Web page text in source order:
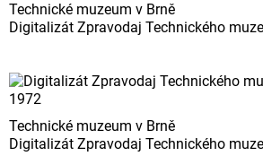
Technické muzeum v Brně
Digitalizát Zpravodaj Technického
Technické muzeum v Brně
Digitalizát Zpravodaj Technického